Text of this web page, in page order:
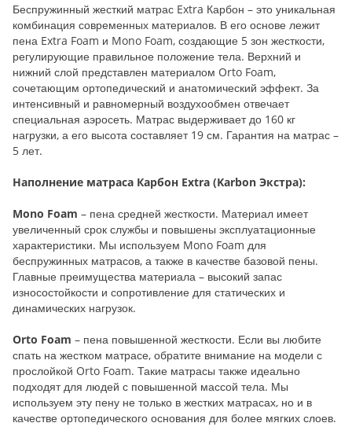
Беспружинный жесткий матрас Extra Карбон – это уникальная
комбинация современных материалов. В его основе лежит
пена Extra Foam и Mono Foam, создающие 5 зон жесткости,
регулирующие правильное положение тела. Верхний и
нижний слой представлен материалом Orto Foam,
сочетающим ортопедический и анатомический эффект. За
интенсивный и равномерный воздухообмен отвечает
специальная аэросеть. Матрас выдерживает до 160 кг
нагрузки, а его высота составляет 19 см. Гарантия на матрас –
5 лет.
Наполнение матраса Карбон Extra (Karbon Экстра):
Mono Foam – пена средней жесткости. Материал имеет
увеличенный срок службы и повышены эксплуатационные
характеристики. Мы используем Mono Foam для
беспружинных матрасов, а также в качестве базовой пены.
Главные преимущества материала – высокий запас
износостойкости и сопротивление для статических и
динамических нагрузок.
Orto Foam – пена повышенной жесткости. Если вы любите
спать на жестком матрасе, обратите внимание на модели с
прослойкой Orto Foam. Такие матрасы также идеально
подходят для людей с повышенной массой тела. Мы
используем эту пену не только в жестких матрасах, но и в
качестве ортопедического основания для более мягких слоев.